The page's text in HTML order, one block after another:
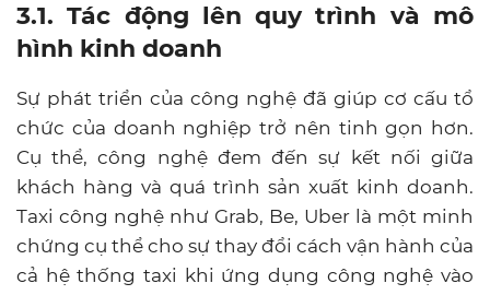
3.1. Tác động lên quy trình và mô
hình kinh doanh
Sự phát triển của công nghệ đã giúp cơ cấu tổ
chức của doanh nghiệp trở nên tinh gọn hơn.
Cụ thể, công nghệ đem đến sự kết nối giữa
khách hàng và quá trình sản xuất kinh doanh.
Taxi công nghệ như Grab, Be, Uber là một minh
chứng cụ thể cho sự thay đổi cách vận hành của
cả hệ thống taxi khi ứng dụng công nghệ vào